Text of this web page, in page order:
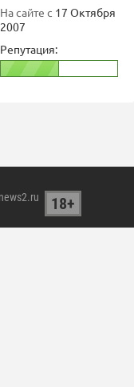
На сайте с 17 Октября
2007
Репутация:
18+